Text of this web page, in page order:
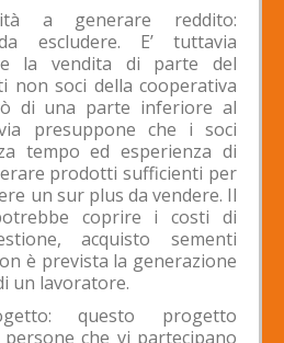
a generare reddito:
escludere. E’ tuttavia
la vendita di parte del
non soci della cooperativa
di una parte inferiore al
presuppone che i soci
tempo ed esperienza di
prodotti sufficienti per
un sur plus da vendere. Il
coprire i costi di
acquisto sementi
è prevista la generazione
un lavoratore.
questo progetto
che vi partecipano